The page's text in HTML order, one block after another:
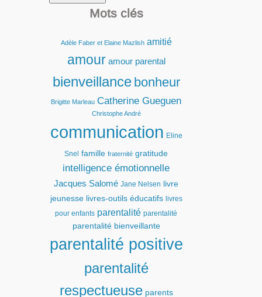
Mots clés
Adèle Faber et Elaine Mazlish amitié
amour amour parental
bienveillance bonheur
Brigitte Marleau Catherine Gueguen
Christophe André
communication Eline
Snel famille fraternité gratitude
intelligence émotionnelle
Jacques Salomé Jane Nelsen
livre
jeunesse livres-outils éducatifs livres
pour enfants parentalité parentalité
parentalité bienveillante
parentalité positive
parentalité
respectueuse parents